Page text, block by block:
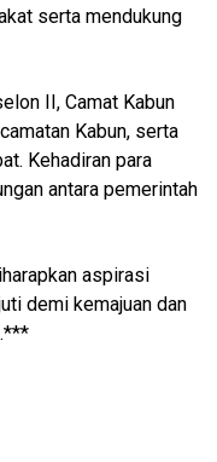
serta mendukung
II, Camat Kabun
Kabun, serta
Kehadiran para
antara pemerintah
aspirasi
demi kemajuan dan